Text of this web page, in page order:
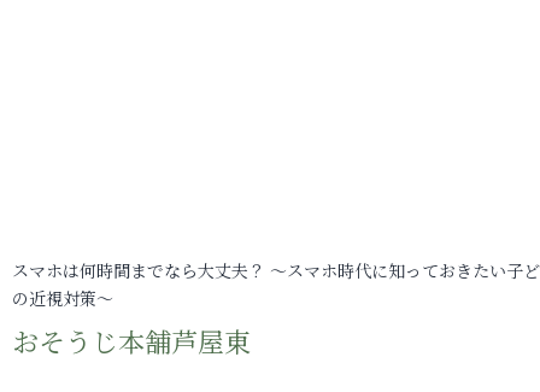
スマホは何時間までなら大丈夫？ ～スマホ時代に知っておきたい子
の近視対策～
おそうじ本舗芦屋東